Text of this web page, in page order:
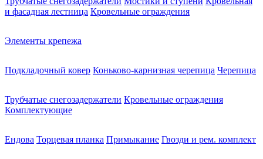
и фасадная лестница Кровельные ограждения
Элементы крепежа
Подкладочный ковер Коньково-карнизная черепица Черепица
Трубчатые снегозадержатели Кровельные ограждения
Комплектующие
Ендова Торцевая планка Примыкание Гвозди и рем. комплект